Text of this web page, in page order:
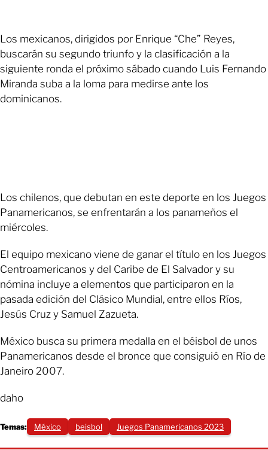
Los mexicanos, dirigidos por Enrique “Che” Reyes,
buscarán su segundo triunfo y la clasificación a la
siguiente ronda el próximo sábado cuando Luis Fernando
Miranda suba a la loma para medirse ante los
dominicanos.
Los chilenos, que debutan en este deporte en los Juegos
Panamericanos, se enfrentarán a los panameños el
miércoles.
El equipo mexicano viene de ganar el título en los Juegos
Centroamericanos y del Caribe de El Salvador y su
nómina incluye a elementos que participaron en la
pasada edición del Clásico Mundial, entre ellos Ríos,
Jesús Cruz y Samuel Zazueta.
México busca su primera medalla en el béisbol de unos
Panamericanos desde el bronce que consiguió en Río de
Janeiro 2007.
daho
Temas: México beisbol Juegos Panamericanos 2023